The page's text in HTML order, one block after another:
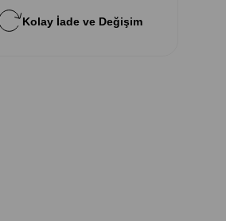
Kolay İade ve Değişim